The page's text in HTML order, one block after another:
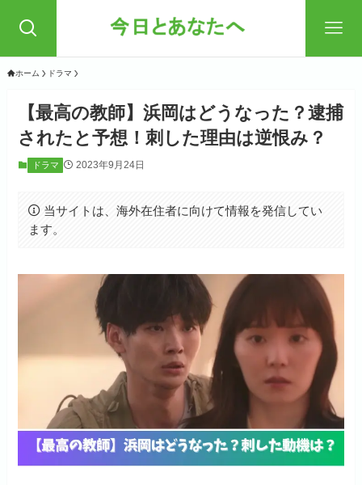
ホーム ドラマ
【最高の教師】浜岡はどうなった？逮捕
されたと予想！刺した理由は逆恨み？
ドラマ 2023年9月24日
当サイトは、海外在住者に向けて情報を発信してい
ます。